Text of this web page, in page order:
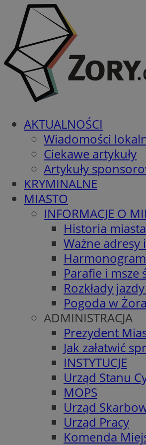
AKTUALNOŚCI
Wiadomości
Ciekawe artykuły
Artykuły
KRYMINALNE
MIASTO
INFORMACJE O
Historia miasta
Ważne adresy
Parafie i msze
Rozkłady
Pogoda w
ADMINISTRACJA
Prezydent
Jak załatwić
INSTYTUCJE
Urząd Stanu
MOPS
Urząd
Urząd Pracy
Komenda